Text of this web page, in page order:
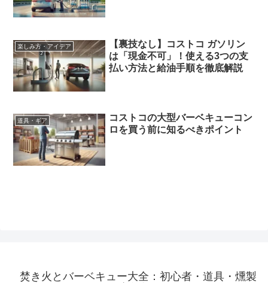
楽しみ方・アイデア
【裏技なし】コストコ ガソリン
は「現金不可」！使える3つの支
払い方法と給油手順を徹底解説
道具・ギア
コストコの大型バーベキューコン
ロを買う前に知るべきポイント
焚き火とバーベキュー大全：初心者・道具・燻製